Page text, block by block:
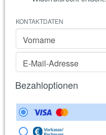
KONTAKTDATEN
Vorname
E-Mail-Adresse
Bezahloptionen